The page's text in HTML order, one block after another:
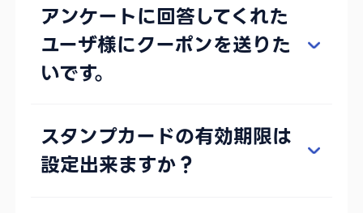
アンケートに回答してくれた
ユーザ様にクーポンを送りた
いです。
スタンプカードの有効期限は
設定出来ますか？